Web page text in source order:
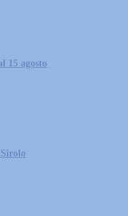
15 agosto